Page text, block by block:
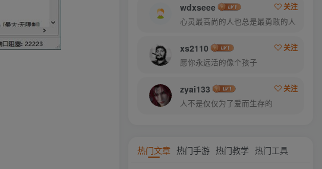
wdxseee
关注
心灵最高尚的人也总是最勇敢的人
xs2110
关注
愿你永远活的像个孩子
zyai133
关注
人不是仅仅为了爱而生存的
热门文章 热门手游 热门教学 热门工具